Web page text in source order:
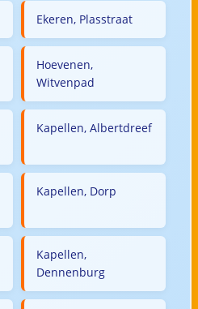
Ekeren, Plasstraat
Hoevenen,
Witvenpad
Kapellen, Albertdreef
Kapellen, Dorp
Kapellen,
Dennenburg